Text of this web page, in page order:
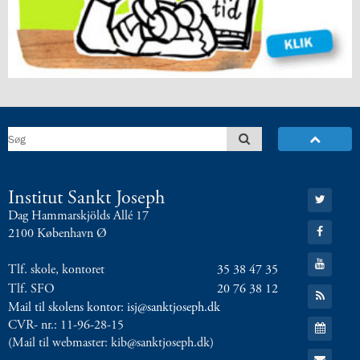
Bilingual
Department
Næste
gården
indlæg:
7/6
kl.
10
Institut Sankt Joseph
Dag Hammarskjölds Allé 17
2100 København Ø
Tlf. skole, kontoret
35 38 47 35
Tlf. SFO
20 76 38 12
Mail til skolens kontor: isj@sanktjoseph.dk
CVR- nr.: 11-96-28-15
(Mail til webmaster: kib@sanktjoseph.dk)
Gå
til:
Twitter
Gå
til:
Facebook
Gå
til:
YouTube
Gå
til:
RSS
feed
Gå
til:
Kalender
Gå